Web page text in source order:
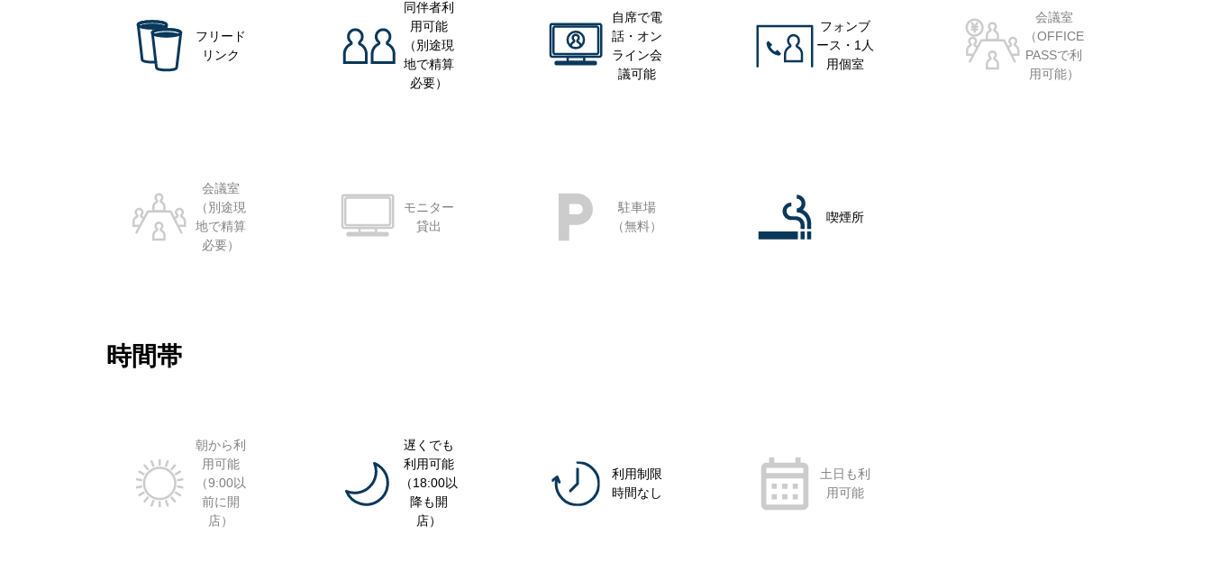
フリード
リンク
同伴者利
用可能
（別途現
地で精算
必要）
自席で電
話・オン
ライン会
議可能
フォンブ
ース・1人
用個室
会議室
（OFFICE
PASSで利
用可能）
会議室
（別途現
地で精算
必要）
モニター
貸出
駐車場
（無料）
喫煙所
時間帯
朝から利
用可能
（9:00以
前に開
店）
遅くでも
利用可能
（18:00以
降も開
店）
利用制限
時間なし
土日も利
用可能